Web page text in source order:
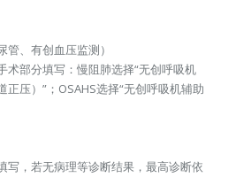
、有创血压监测）
术部分填写：慢阻肺选择“无创呼吸机
正压）”；OSAHS选择“无创呼吸机辅助
写，若无病理等诊断结果，最高诊断依